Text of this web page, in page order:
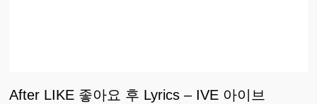
After LIKE 좋아요 후 Lyrics – IVE 아이브